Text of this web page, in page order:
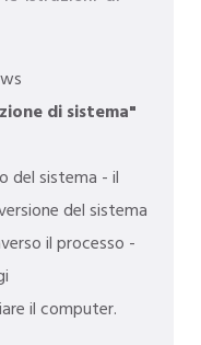
di sistema"
del sistema - il
del sistema
il processo -
il computer.